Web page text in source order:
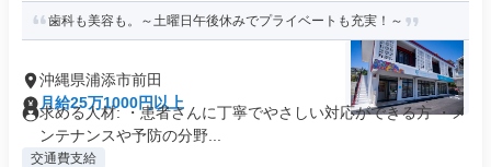
歯科も美容も。～土曜日午後休みでプライベートも充実！～
沖縄県浦添市前田
月給25万1000円以上
求める人材: ・患者さんに丁寧でやさしい対応ができる方 ・メ
ンテナンスや予防の分野...
交通費支給